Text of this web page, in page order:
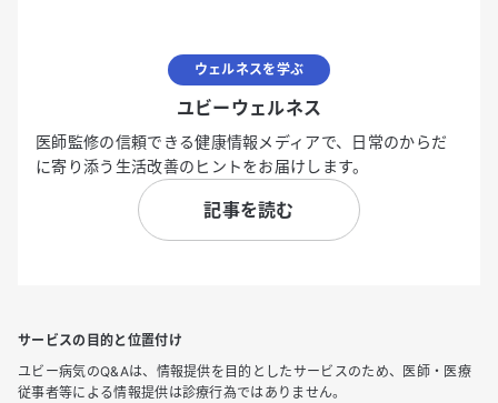
ウェルネスを学ぶ
ユビーウェルネス
医師監修の信頼できる健康情報メディアで、日常のからだ
に寄り添う生活改善のヒントをお届けします。
記事を読む
サービスの目的と位置付け
ユビー病気のQ&Aは、情報提供を目的としたサービスのため、医師・医療
従事者等による情報提供は診療行為ではありません。